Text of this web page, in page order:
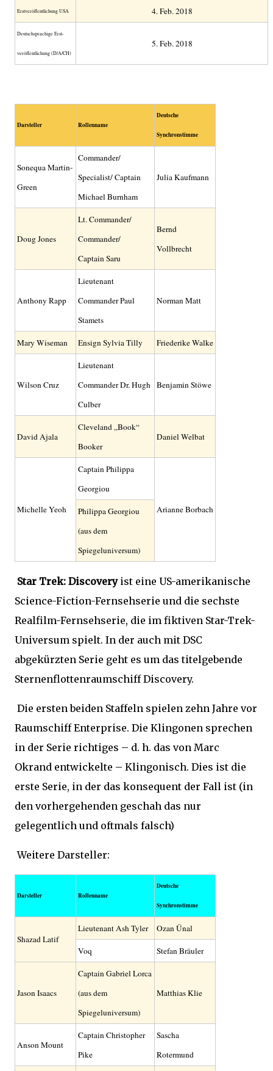
Erst­veröffent­lichung USA 4. Feb. 2018
Deutsch­sprachige Erst­
veröffent­lichung (D/A/CH)
5. Feb. 2018
Darsteller Rollenname
Deutsche
Synchronstimme
Sonequa Martin-
Green
Commander/
Specialist/ Captain
Michael Burnham
Julia Kaufmann
Doug Jones
Lt. Commander/
Commander/
Captain Saru
Bernd
Vollbrecht
Anthony Rapp
Lieutenant
Commander Paul
Stamets
Norman Matt
Mary Wiseman Ensign Sylvia Tilly Friederike Walke
Wilson Cruz
Lieutenant
Commander Dr. Hugh
Culber
Benjamin Stöwe
David Ajala
Cleveland „Book“
Booker
Daniel Welbat
Michelle Yeoh
Captain Philippa
Georgiou
Arianne Borbach
Philippa Georgiou
(aus dem
Spiegeluniversum)
Star Trek: Discoveryist eine US-amerikanische
Science-Fiction-Fernsehserie und die sechste
Realfilm-Fernsehserie, die im fiktiven Star-Trek-
Universum spielt. In der auch mit DSC
abgekürzten Serie geht es um das titelgebende
Sternenflottenraumschiff Discovery.
Die ersten beiden Staffeln spielen zehn Jahre vor
Raumschiff Enterprise. Die Klingonen sprechen
in der Serie richtiges – d. h. das von Marc
Okrand entwickelte – Klingonisch. Dies ist die
erste Serie, in der das konsequent der Fall ist (in
den vorhergehenden geschah das nur
gelegentlich und oftmals falsch)
Weitere Darsteller:
Darsteller Rollenname
Deutsche
Synchronstimme
Shazad Latif
Lieutenant Ash Tyler Ozan Ünal
Voq Stefan Bräuler
Jason Isaacs
Captain Gabriel Lorca
(aus dem
Spiegeluniversum)
Matthias Klie
Anson Mount
Captain Christopher
Pike
Sascha
Rotermund